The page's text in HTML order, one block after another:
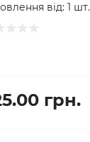
від: 1 шт.
грн.